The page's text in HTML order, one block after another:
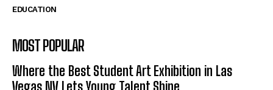
EDUCATION
MOST POPULAR
Where the Best Student Art Exhibition in Las
Vegas NV Lets Young Talent Shine